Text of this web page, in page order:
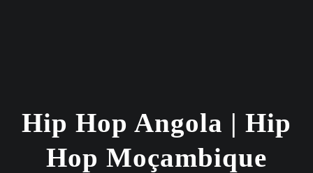
Hip Hop Angola | Hip
Hop Moçambique